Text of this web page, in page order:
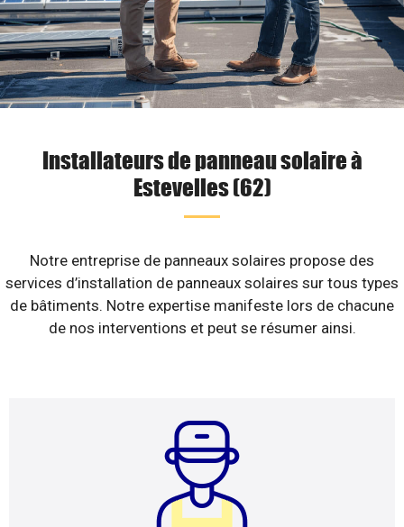
Installateurs de panneau solaire à
Estevelles (62)
Notre entreprise de panneaux solaires propose des
services d’installation de panneaux solaires sur tous types
de bâtiments. Notre expertise manifeste lors de chacune
de nos interventions et peut se résumer ainsi.